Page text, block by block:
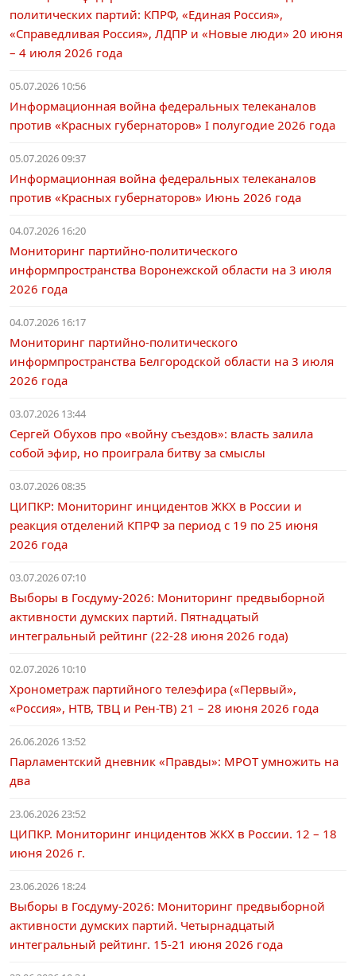
политических партий: КПРФ, «Единая Россия»,
«Справедливая Россия», ЛДПР и «Новые люди» 20 июня
– 4 июля 2026 года
05.07.2026 10:56
Информационная война федеральных телеканалов
против «Красных губернаторов» I полугодие 2026 года
05.07.2026 09:37
Информационная война федеральных телеканалов
против «Красных губернаторов» Июнь 2026 года
04.07.2026 16:20
Мониторинг партийно-политического
информпространства Воронежской области на 3 июля
2026 года
04.07.2026 16:17
Мониторинг партийно-политического
информпространства Белгородской области на 3 июля
2026 года
03.07.2026 13:44
Сергей Обухов про «войну съездов»: власть залила
собой эфир, но проиграла битву за смыслы
03.07.2026 08:35
ЦИПКР: Мониторинг инцидентов ЖКХ в России и
реакция отделений КПРФ за период с 19 по 25 июня
2026 года
03.07.2026 07:10
Выборы в Госдуму-2026: Мониторинг предвыборной
активности думских партий. Пятнадцатый
интегральный рейтинг (22-28 июня 2026 года)
02.07.2026 10:10
Хронометраж партийного телеэфира («Первый»,
«Россия», НТВ, ТВЦ и Рен-ТВ) 21 – 28 июня 2026 года
26.06.2026 13:52
Парламентский дневник «Правды»: МРОТ умножить на
два
23.06.2026 23:52
ЦИПКР. Мониторинг инцидентов ЖКХ в России. 12 – 18
июня 2026 г.
23.06.2026 18:24
Выборы в Госдуму-2026: Мониторинг предвыборной
активности думских партий. Четырнадцатый
интегральный рейтинг. 15-21 июня 2026 года